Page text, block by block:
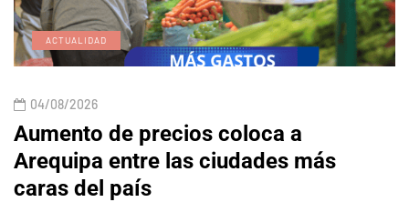
ACTUALIDAD
04/08/2026
Aumento de precios coloca a
Arequipa entre las ciudades más
caras del país